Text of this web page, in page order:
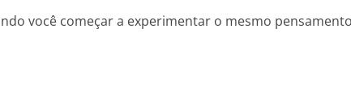
você começar a experimentar o mesmo